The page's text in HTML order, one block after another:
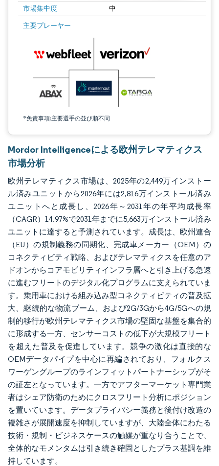
市場集中度 中
主要プレーヤー
*免責事項:主要選手の並び順不同
画像 © Mordor Intelligence。再利用にはCC BY 4.0の表示が必要です。
Mordor Intelligenceによる欧州テレマティクス
市場分析
欧州テレマティクス市場は、2025年の2,449万インストー
ル済みユニットから2026年には2,816万インストール済み
ユニットへと成長し、2026年～2031年の年平均成長率
（CAGR）14.97%で2031年までに5,663万インストール済み
ユニットに達すると予測されています。成長は、欧州連合
（EU）の規制義務の同期化、完成車メーカー（OEM）の
コネクティビティ戦略、およびテレマティクスを任意のア
ドオンからコアモビリティインフラ層へと引き上げる急速
に進むフリートのデジタル化プログラムに支えられていま
す。乗用車における組み込み型コネクティビティの普及拡
大、継続的な物流ブーム、および2G/3Gから4G/5Gへの規
制的移行が欧州テレマティクス市場の堅固な基盤を集合的
に形成する一方、センサーコストの低下が大規模フリート
を超えた普及を促進しています。競争の激化は直接的な
OEMデータパイプを中心に再編されており、フォルクス
ワーゲングループのラインフィットパートナーシップがそ
の証左となっています。一方でアフターマーケット専門業
者はシェア防衛のためにクロスフリート分析にポジション
を置いています。データプライバシー義務と後付け改造の
複雑さが展開速度を抑制していますが、大陸全体にわたる
技術・規制・ビジネスケースの触媒が重なり合うことで、
全体的なモメンタムは引き続き確固としたプラス基調を維
持しています。